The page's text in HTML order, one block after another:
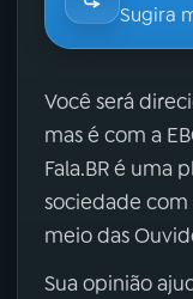
Sugira
Você será
mas é com a
Fala.BR é uma
sociedade
meio das
Sua opinião